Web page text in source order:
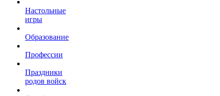
Настольные
игры
Образование
Профессии
Праздники
родов войск